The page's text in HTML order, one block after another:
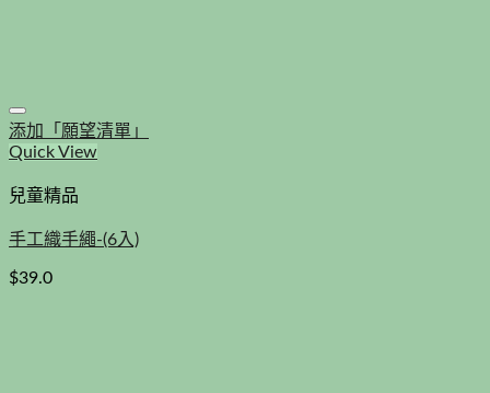
添加「願望清單」
Quick View
兒童精品
手工織手繩-(6入)
$39.0